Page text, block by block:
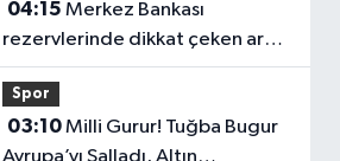
04:15
rezervlerinde dikkat çeken artış!
1 haftada 1,8 milyar dolar
yükseldi..
Spor
03:10Milli Gurur! Tuğba Bugur